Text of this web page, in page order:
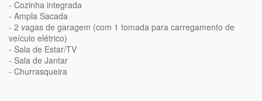
- Cozinha integrada
- Ampla Sacada
- 2 vagas de garagem (com 1 tomada para carregamento de
veículo elétrico)
- Sala de Estar/TV
- Sala de Jantar
- Churrasqueira